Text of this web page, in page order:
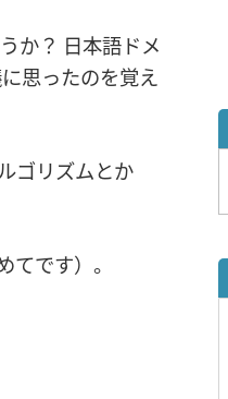
か？ 日本語ドメ
思ったのを覚え
ゴリズムとか
です）。